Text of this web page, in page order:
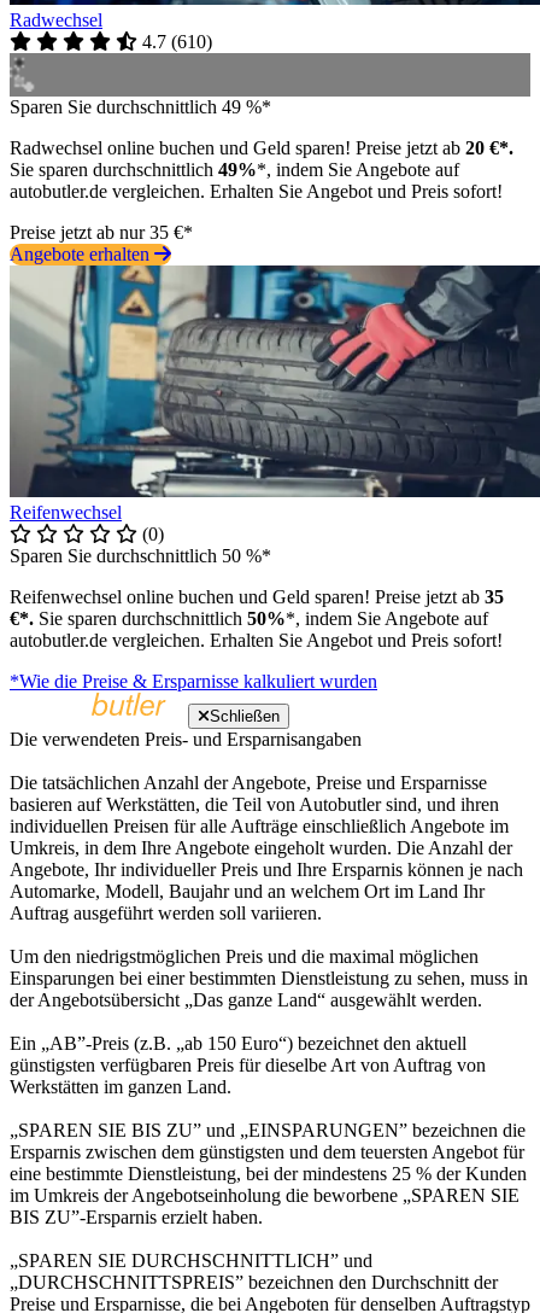
Radwechsel
4.7 (610)
Sparen Sie durchschnittlich 49 %*
Radwechsel online buchen und Geld sparen! Preise jetzt ab 20 €*.
Sie sparen durchschnittlich 49%*, indem Sie Angebote auf
autobutler.de vergleichen. Erhalten Sie Angebot und Preis sofort!
Preise jetzt ab nur 35 €*
Angebote erhalten
Reifenwechsel
(0)
Sparen Sie durchschnittlich 50 %*
Reifenwechsel online buchen und Geld sparen! Preise jetzt ab 35
€*. Sie sparen durchschnittlich 50%*, indem Sie Angebote auf
autobutler.de vergleichen. Erhalten Sie Angebot und Preis sofort!
*Wie die Preise & Ersparnisse kalkuliert wurden
Schließen
Die verwendeten Preis- und Ersparnisangaben
Die tatsächlichen Anzahl der Angebote, Preise und Ersparnisse
basieren auf Werkstätten, die Teil von Autobutler sind, und ihren
individuellen Preisen für alle Aufträge einschließlich Angebote im
Umkreis, in dem Ihre Angebote eingeholt wurden. Die Anzahl der
Angebote, Ihr individueller Preis und Ihre Ersparnis können je nach
Automarke, Modell, Baujahr und an welchem Ort im Land Ihr
Auftrag ausgeführt werden soll variieren.
Um den niedrigstmöglichen Preis und die maximal möglichen
Einsparungen bei einer bestimmten Dienstleistung zu sehen, muss in
der Angebotsübersicht „Das ganze Land“ ausgewählt werden.
Ein „AB”-Preis (z.B. „ab 150 Euro“) bezeichnet den aktuell
günstigsten verfügbaren Preis für dieselbe Art von Auftrag von
Werkstätten im ganzen Land.
„SPAREN SIE BIS ZU” und „EINSPARUNGEN” bezeichnen die
Ersparnis zwischen dem günstigsten und dem teuersten Angebot für
eine bestimmte Dienstleistung, bei der mindestens 25 % der Kunden
im Umkreis der Angebotseinholung die beworbene „SPAREN SIE
BIS ZU”-Ersparnis erzielt haben.
„SPAREN SIE DURCHSCHNITTLICH” und
„DURCHSCHNITTSPREIS” bezeichnen den Durchschnitt der
Preise und Ersparnisse, die bei Angeboten für denselben Auftragstyp